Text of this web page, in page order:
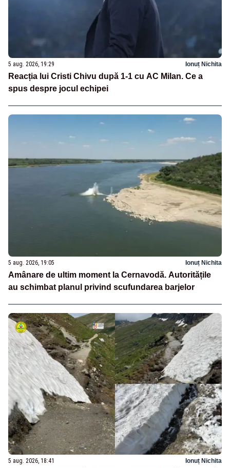
5 aug. 2026, 19:29 Ionuț Nichita
Reacția lui Cristi Chivu după 1-1 cu AC Milan. Ce a
spus despre jocul echipei
5 aug. 2026, 19:05 Ionuț Nichita
Amânare de ultim moment la Cernavodă. Autoritățile
au schimbat planul privind scufundarea barjelor
5 aug. 2026, 18:41 Ionuț Nichita